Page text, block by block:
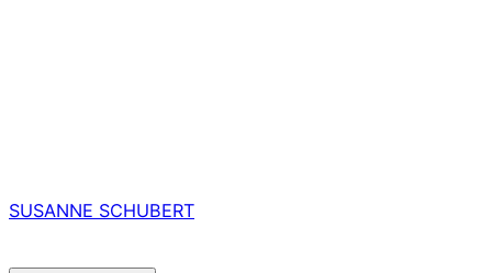
SUSANNE SCHUBERT